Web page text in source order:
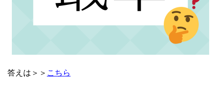
答えは＞＞ こちら